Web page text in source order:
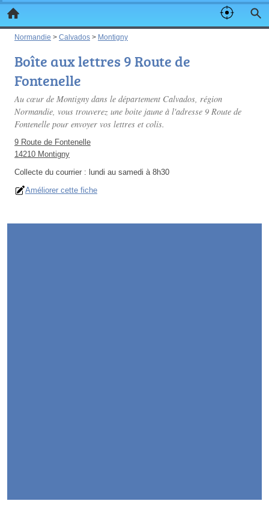
Normandie > Calvados > Montigny
Boîte aux lettres 9 Route de
Fontenelle
Au cœur de Montigny dans le département Calvados, région
Normandie, vous trouverez une boite jaune à l'adresse 9 Route de
Fontenelle pour envoyer vos lettres et colis.
9 Route de Fontenelle
14210 Montigny
Collecte du courrier : lundi au samedi à 8h30
Améliorer cette fiche